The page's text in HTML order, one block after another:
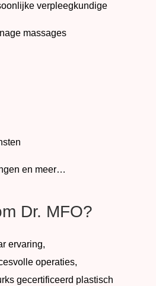
verpleegkundige
massages
en meer…
Dr. MFO?
ervaring,
operaties,
gecertificeerd plastisch